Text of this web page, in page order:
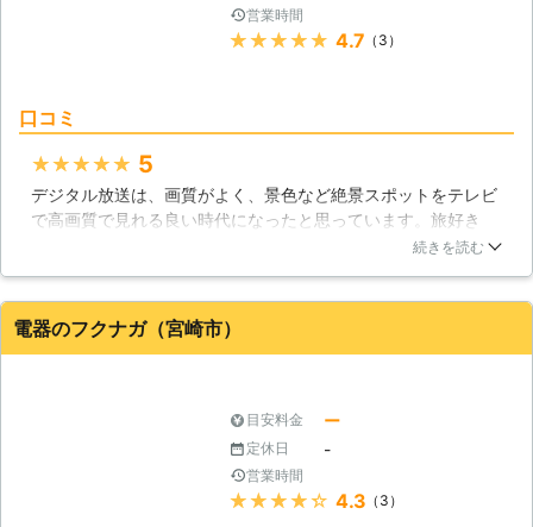
営業時間
★★★★★ 4.7 （3）
口コミ
★★★★★ 5
デジタル放送は、画質がよく、景色など絶景スポットをテレビ
で高画質で見れる良い時代になったと思っています。旅好き
で、情報入手中心にデジタルテレビを重宝しています。デジタ
ロに依頼すると、毎日快適になります。こちらの企業に依頼し
たら、日々問題なく使えているのでオススメですね。
続きを読む
電器のフクナガ（宮崎市）
目安料金 ー
定休日 -
営業時間
★★★★★ 4.3 （3）